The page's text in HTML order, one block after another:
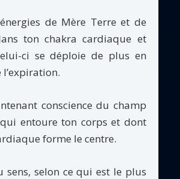
de Mère Terre et de
ton chakra cardiaque et
ci se déploie de plus en
conscience du champ
entoure ton corps et dont
forme le centre.
sens, selon ce qui est le plus